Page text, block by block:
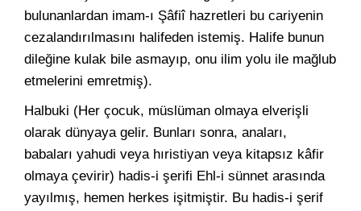
bulunanlardan imam-ı Şâfiî hazretleri bu cariyenin
cezalandırılmasını halifeden istemiş. Halife bunun
dileğine kulak bile asmayıp, onu ilim yolu ile mağlub
etmelerini emretmiş).
Halbuki (Her çocuk, müslüman olmaya elverişli
olarak dünyaya gelir. Bunları sonra, anaları,
babaları yahudi veya hıristiyan veya kitapsız kâfir
olmaya çevirir) hadis-i şerifi Ehl-i sünnet arasında
yayılmış, hemen herkes işitmiştir. Bu hadis-i şerif